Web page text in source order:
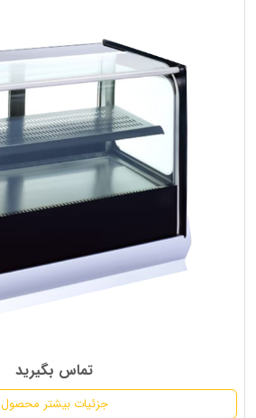
تماس بگیرید
جزئیات بیشتر محصول